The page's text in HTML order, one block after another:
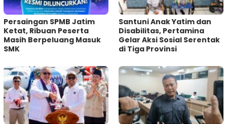
Persaingan SPMB Jatim
Ketat, Ribuan Peserta
Masih Berpeluang Masuk
SMK
Santuni Anak Yatim dan
Disabilitas, Pertamina
Gelar Aksi Sosial Serentak
di Tiga Provinsi